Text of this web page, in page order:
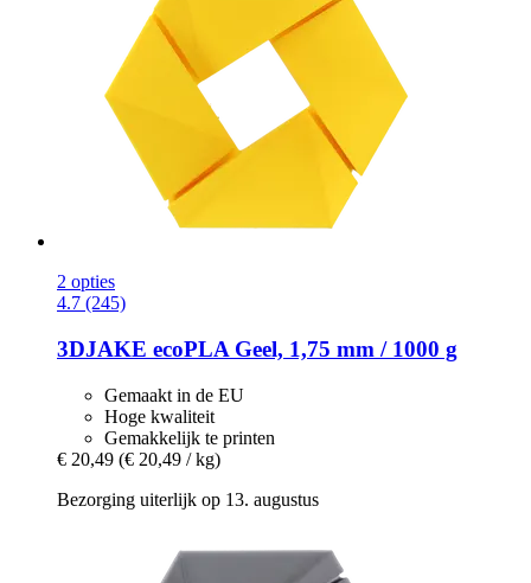
2 opties
4.7 (245)
3DJAKE ecoPLA Geel, 1,75 mm / 1000 g
Gemaakt in de EU
Hoge kwaliteit
Gemakkelijk te printen
€ 20,49 (€ 20,49 / kg)
Bezorging uiterlijk op 13. augustus